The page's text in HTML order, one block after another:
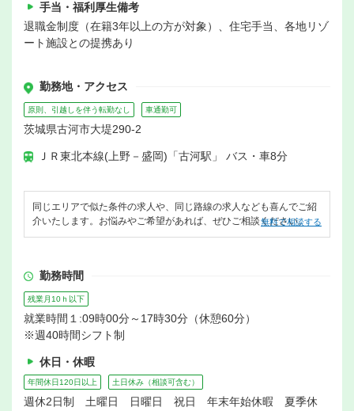
手当・福利厚生備考
退職金制度（在籍3年以上の方が対象）、住宅手当、各地リゾ
ート施設との提携あり
勤務地・アクセス
原則、引越しを伴う転勤なし 車通勤可
茨城県古河市大堤290-2
ＪＲ東北本線(上野－盛岡)「古河駅」 バス・車8分
同じエリアで似た条件の求人や、同じ路線の求人なども喜んでご紹
介いたします。お悩みやご希望があれば、ぜひご相談ください。
無料で相談する
勤務時間
残業月10ｈ以下
就業時間１:09時00分～17時30分（休憩60分）
※週40時間シフト制
休日・休暇
年間休日120日以上 土日休み（相談可含む）
週休2日制 土曜日 日曜日 祝日 年末年始休暇 夏季休